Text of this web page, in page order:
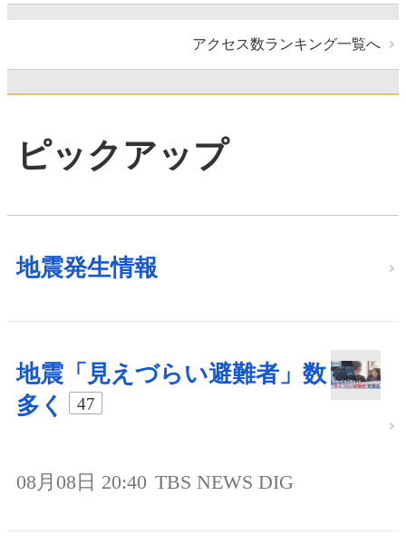
アクセス数ランキング一覧へ
ピックアップ
地震発生情報
地震「見えづらい避難者」数
多く
47
08月08日 20:40 TBS NEWS DIG